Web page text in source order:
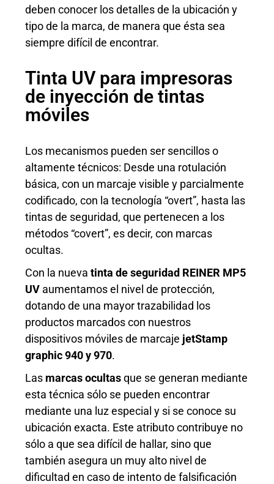
deben conocer los detalles de la ubicación y
tipo de la marca, de manera que ésta sea
siempre difícil de encontrar.
Tinta UV para impresoras
de inyección de tintas
móviles
Los mecanismos pueden ser sencillos o
altamente técnicos: Desde una rotulación
básica, con un marcaje visible y parcialmente
codificado, con la tecnología “overt”, hasta las
tintas de seguridad, que pertenecen a los
métodos “covert”, es decir, con marcas
ocultas.
Con la nuevatinta de seguridad REINER MP5
UV aumentamos el nivel de protección,
dotando de una mayor trazabilidad los
productos marcados con nuestros
dispositivos móviles de marcaje jetStamp
graphic 940 y 970.
Las marcas ocultasque se generan mediante
esta técnica sólo se pueden encontrar
mediante una luz especial y si se conoce su
ubicación exacta. Este atributo contribuye no
sólo a que sea difícil de hallar, sino que
también asegura un muy alto nivel de
dificultad en caso de intento de falsificación